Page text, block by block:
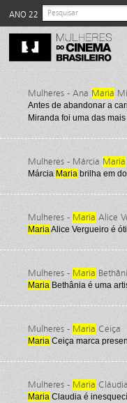
ANO 22
Mulheres - Ana Maria
Antes de abandonar a
Miranda foi uma das
Mulheres - Márcia Maria
Márcia Maria brilha em
Mulheres - Maria Alice
MariaAlice Vergueiro é
Mulheres - Maria
Maria Bethânia é uma
Mulheres - Maria Ceiça
Maria Ceiça marca
Mulheres - Maria Cláudia
Maria Claudia é